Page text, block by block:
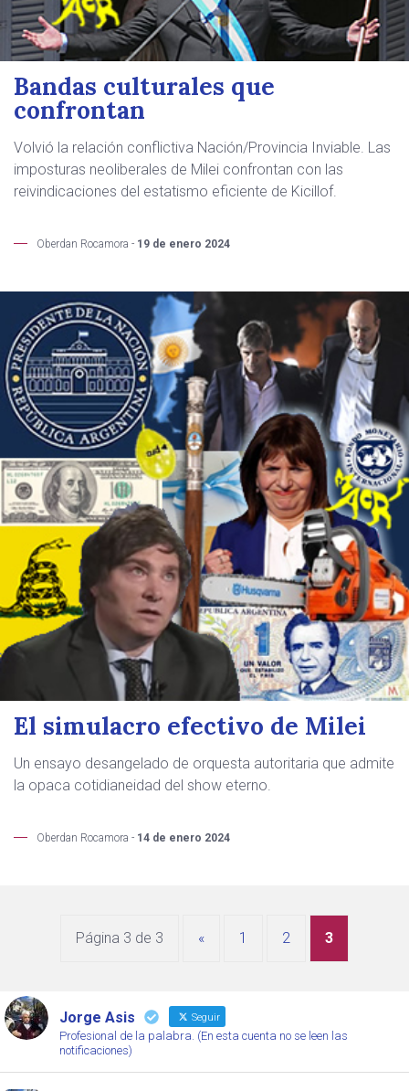
Bandas culturales que
confrontan
Volvió la relación conflictiva Nación/Provincia Inviable. Las
imposturas neoliberales de Milei confrontan con las
reivindicaciones del estatismo eficiente de Kicillof.
Oberdan Rocamora - 19 de enero 2024
El simulacro efectivo de Milei
Un ensayo desangelado de orquesta autoritaria que admite
la opaca cotidianeidad del show eterno.
Oberdan Rocamora - 14 de enero 2024
Página 3 de 3 « 1 2 3
Jorge Asis Seguir
Profesional de la palabra. (En esta cuenta no se leen las
notificaciones)